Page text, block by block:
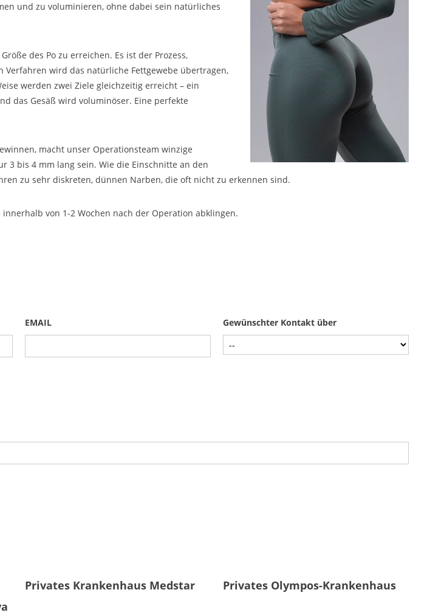
und zu voluminieren, ohne dabei sein natürliches
des Po zu erreichen. Es ist der Prozess,
wird das natürliche Fettgewebe übertragen,
werden zwei Ziele gleichzeitig erreicht – ein
das Gesäß wird voluminöser. Eine perfekte
macht unser Operationsteam winzige
3 bis 4 mm lang sein. Wie die Einschnitte an den
zu sehr diskreten, dünnen Narben, die oft nicht zu erkennen sind.
von 1-2 Wochen nach der Operation abklingen.
EMAIL Gewünschter Kontakt über
Privates Krankenhaus Medstar Privates Olympos-Krankenhaus